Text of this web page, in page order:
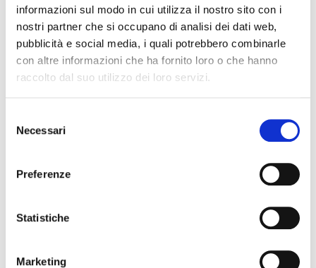
informazioni sul modo in cui utilizza il nostro sito con i
nostri partner che si occupano di analisi dei dati web,
pubblicità e social media, i quali potrebbero combinarle
con altre informazioni che ha fornito loro o che hanno
raccolto dal suo utilizzo dei loro servizi.
delNecessari
Preferenze
Statistiche
Marketing
SS100